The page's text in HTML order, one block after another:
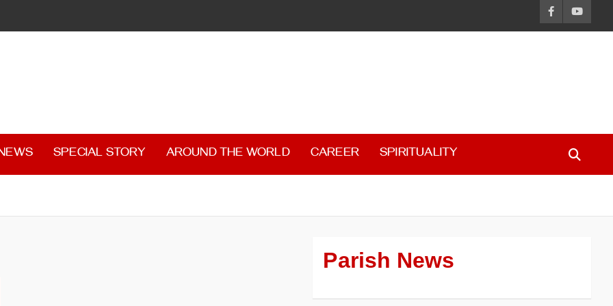
SPECIAL STORY AROUND THE WORLD CAREER SPIRITUALITY
Parish News